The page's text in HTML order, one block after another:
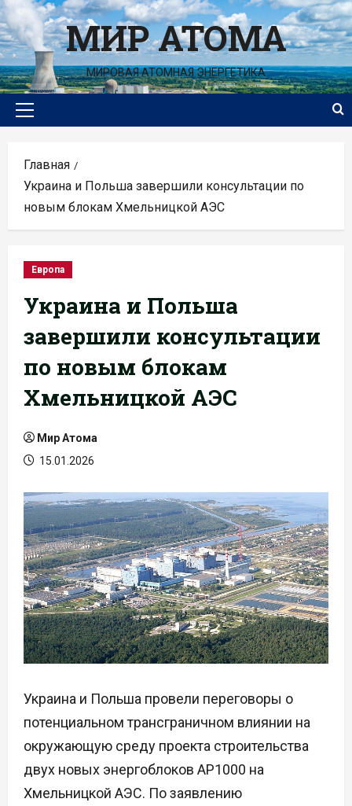
Перейти
к
содержимомуМИР АТОМА
МИРОВАЯ АТОМНАЯ ЭНЕРГЕТИКА
Основное
Главная
Украина и Польша завершили консультации по
новым блокам Хмельницкой АЭС
Европа
Украина и Польша
завершили консультации
по новым блокам
Хмельницкой АЭС
Мир Атома
15.01.2026
Украина и Польша провели переговоры о
потенциальном трансграничном влиянии на
окружающую среду проекта строительства
двух новых энергоблоков AP1000 на
Хмельницкой АЭС. По заявлению